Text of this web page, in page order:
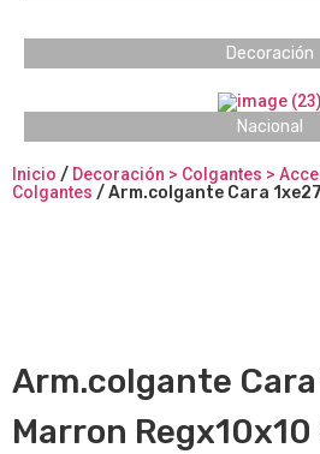
Decoración
Nacional
Inicio / Decoración > Colgantes >
Colgantes / Arm.colgante Cara
Arm.colgante Cara
Marron Regx10x10